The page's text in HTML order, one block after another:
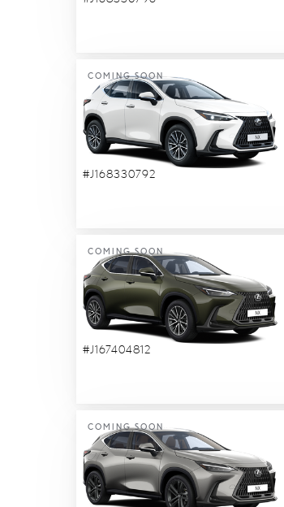
COMING SOON
#J168330792
COMING SOON
#J167404812
COMING SOON